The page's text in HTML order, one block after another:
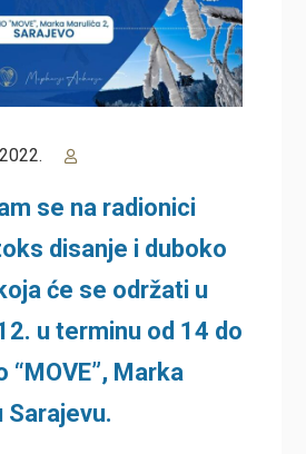
se na radionici
disanje i duboko
će se održati u
u terminu od 14 do
“MOVE”, Marka
Sarajevu.